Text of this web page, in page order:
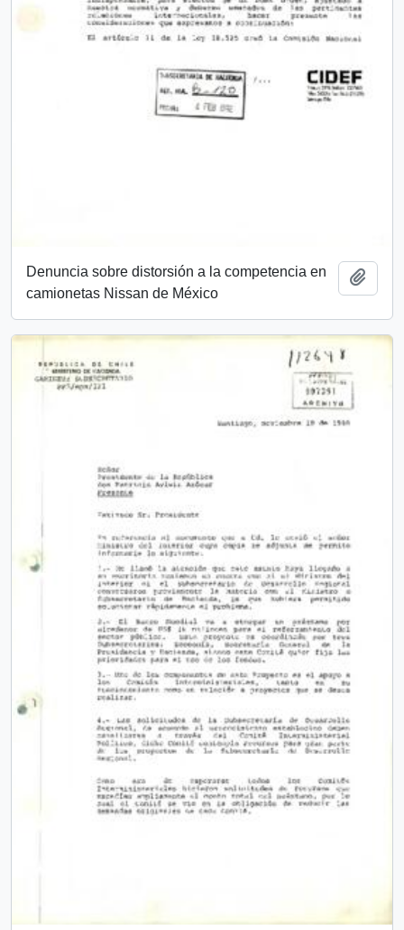
Denuncia sobre distorsión a la competencia en
camionetas Nissan de México